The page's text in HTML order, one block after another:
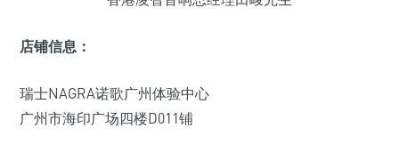
店铺信息：
瑞士NAGRA诺歌广州体验中心
广州市海印广场四楼D011铺